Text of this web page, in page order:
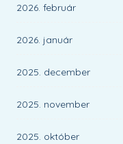
2026. február
2026. január
2025. december
2025. november
2025. október